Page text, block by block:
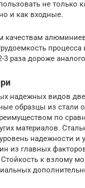
не только
и как входные.
качествам
процесса
3 раза дороже
надежных видов
образцы из стали
по
материалов.
надежности и
из главных
к взлому